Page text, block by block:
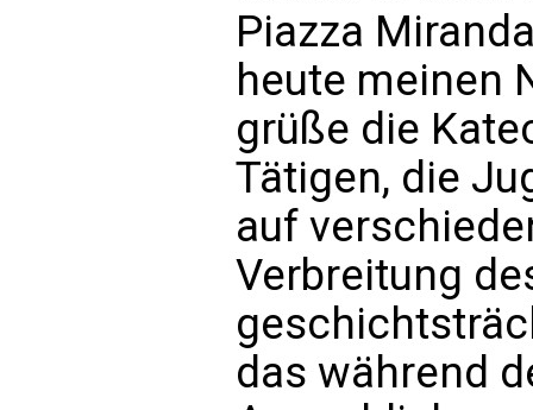
Piazza
heute meinen
grüße die
Tätigen, die
auf
Verbreitung
das während